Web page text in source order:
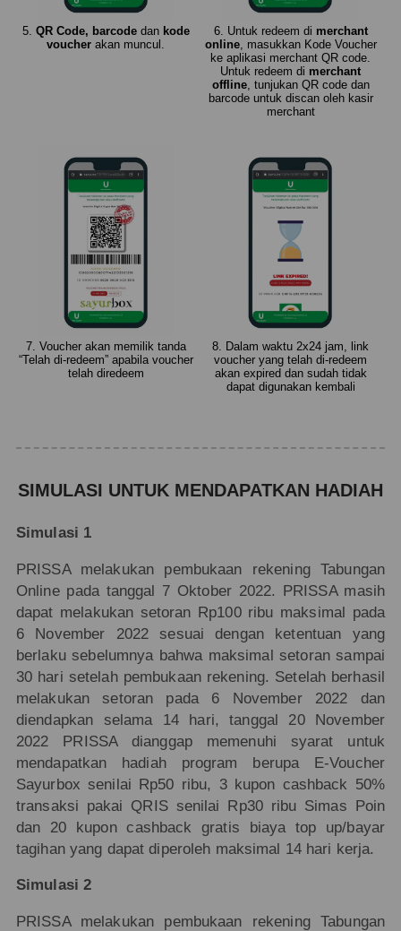
5. QR Code, barcodedan kode
voucher akan muncul.
6. Untuk redeem di merchant
online, masukkan Kode Voucher
ke aplikasi merchant QR code.
Untuk redeem di merchant
offline, tunjukan QR code dan
barcode untuk discan oleh kasir
merchant
7. Voucher akan memilik tanda
“Telah di-redeem” apabila voucher
telah diredeem
8. Dalam waktu 2x24 jam, link
voucher yang telah di-redeem
akan expired dan sudah tidak
dapat digunakan kembali
SIMULASI UNTUK MENDAPATKAN HADIAH
Simulasi 1
PRISSA melakukan pembukaan rekening Tabungan
Online pada tanggal 7 Oktober 2022. PRISSA masih
dapat melakukan setoran Rp100 ribu maksimal pada
6 November 2022 sesuai dengan ketentuan yang
berlaku sebelumnya bahwa maksimal setoran sampai
30 hari setelah pembukaan rekening. Setelah berhasil
melakukan setoran pada 6 November 2022 dan
diendapkan selama 14 hari, tanggal 20 November
2022 PRISSA dianggap memenuhi syarat untuk
mendapatkan hadiah program berupa E-Voucher
Sayurbox senilai Rp50 ribu, 3 kupon cashback 50%
transaksi pakai QRIS senilai Rp30 ribu Simas Poin
dan 20 kupon cashback gratis biaya top up/bayar
tagihan yang dapat diperoleh maksimal 14 hari kerja.
Simulasi 2
PRISSA melakukan pembukaan rekening Tabungan